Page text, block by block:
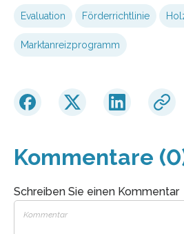
Evaluation Förderrichtlinie
Marktanreizprogramm
Kommentare
Schreiben Sie einen Kommentar